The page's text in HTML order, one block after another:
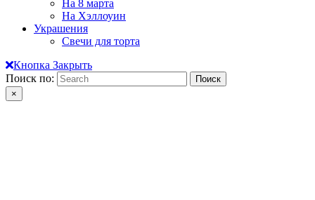
На 8 марта
На Хэллоуин
Украшения
Свечи для торта
Кнопка Закрыть
Поиск по:
×